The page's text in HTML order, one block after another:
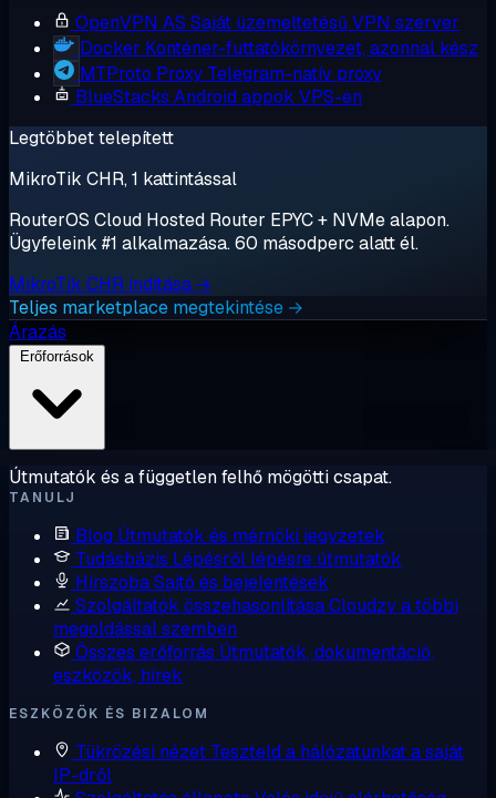
OpenVPN AS Saját üzemeltetésű VPN szerver
Docker Konténer-futtatókörnyezet, azonnal kész
MTProto Proxy Telegram-natív proxy
BlueStacks Android appok VPS-en
Legtöbbet telepített
MikroTik CHR, 1 kattintással
RouterOS Cloud Hosted Router EPYC + NVMe alapon.
Ügyfeleink #1 alkalmazása. 60 másodperc alatt él.
MikroTik CHR indítása →
Teljes marketplace megtekintése →
Árazás
Útmutatók és a független felhő mögötti csapat.
TANULJ
Blog Útmutatók és mérnöki jegyzetek
Tudásbázis Lépésről lépésre útmutatók
HírszobaSajtó és bejelentések
Szolgáltatók összehasonlításaCloudzy a többi
megoldással szemben
Összes erőforrás Útmutatók, dokumentáció,
eszközök, hírek
ESZKÖZÖK ÉS BIZALOM
Tükrözési nézet Teszteld a hálózatunkat a saját
IP-dről